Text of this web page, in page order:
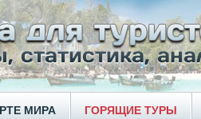
МИРА ГОРЯЩИЕ ТУРЫ